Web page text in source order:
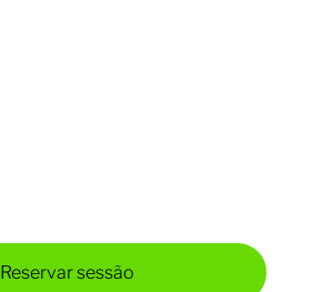
Reservar sessão